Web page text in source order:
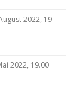
2022, 19
2022, 19.00